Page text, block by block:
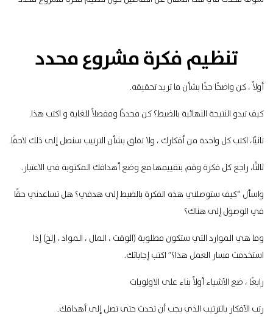
تنظيم فكرة مشروع محدد
أولاً ، كن واضحًا جدًا بشأن ما تريد تحقيقه.
كيف تبدو النتيجة النهائية بالضبط؟ كن محددًا ومفصلاً للغاية و اكتب هذا.
ثانيًا، اكتب كل واحدة من أفكارك ، ولا تقلق بشأن الترتيب سنصل إلى ذلك لاحقًا.
ثالثًا، راجع كل فكرة وقم بتقييمها مع وضع أهدافك المكتوبة في الاعتبار.
واسأل “كيف ستوصلني هذه الفكرة بالضبط إلى هدفي؟ هل تساعدني حقًا
في الوصول إلى هناك؟
وما هي الموارد التي ستكون مطلوبة (الوقت ، المال ، المواد ، إلخ) إذا
استخدمت مسار العمل هذا؟” اكتب إجاباتك.
رابعًا ، ضع الأشياء أولاً بناء على الاولويات
رتب الأفكار بالترتيب الذي يجب أن تحدث حتى تصل إلى أهدافك.